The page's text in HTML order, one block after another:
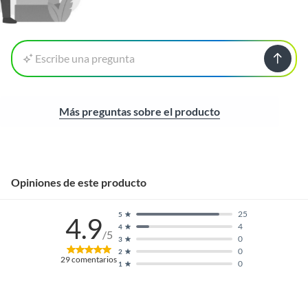
Escribe una pregunta
Más preguntas sobre el producto
Opiniones de este producto
4.9/5
29comentarios 1 0
2 0
3 0
4 4
5 25